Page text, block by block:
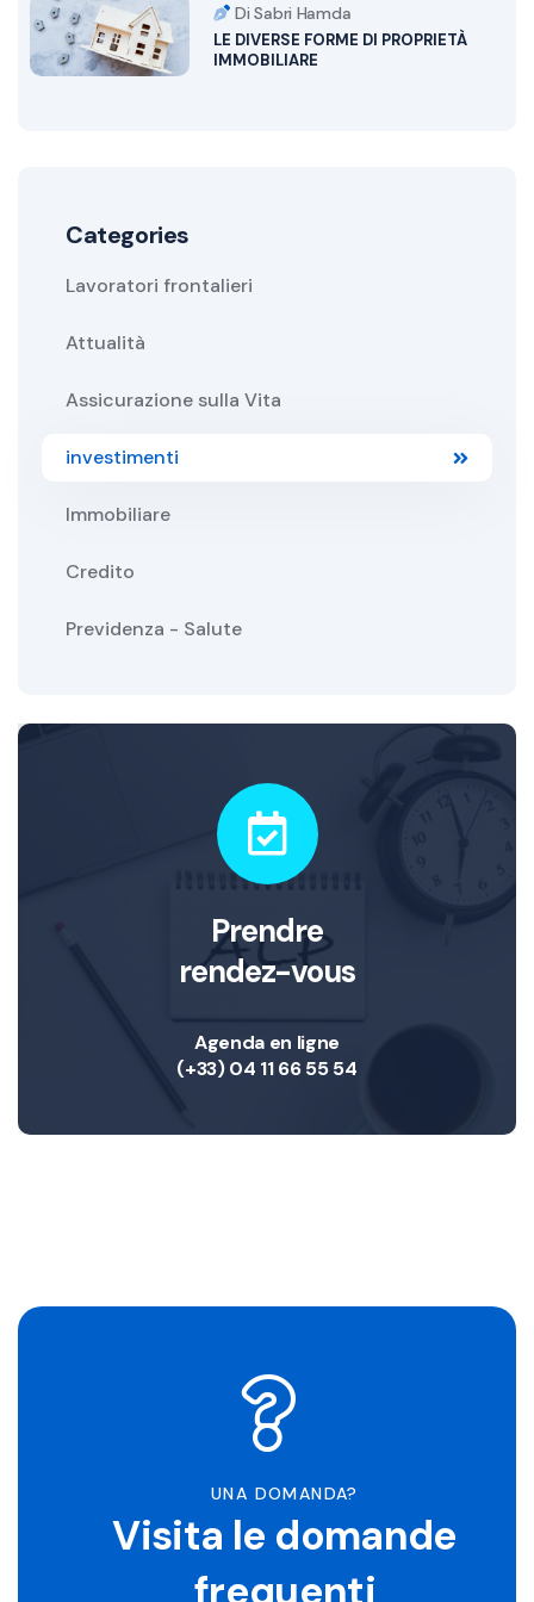
Di Sabri Hamda
LE DIVERSE FORME DI PROPRIETÀ
IMMOBILIARE
Categories
Lavoratori frontalieri
Attualità
Assicurazione sulla Vita
investimenti
Immobiliare
Credito
Previdenza - Salute
Prendre
rendez-vous
Agenda en ligne
(+33) 04 11 66 55 54
UNA DOMANDA?
Visita le domande